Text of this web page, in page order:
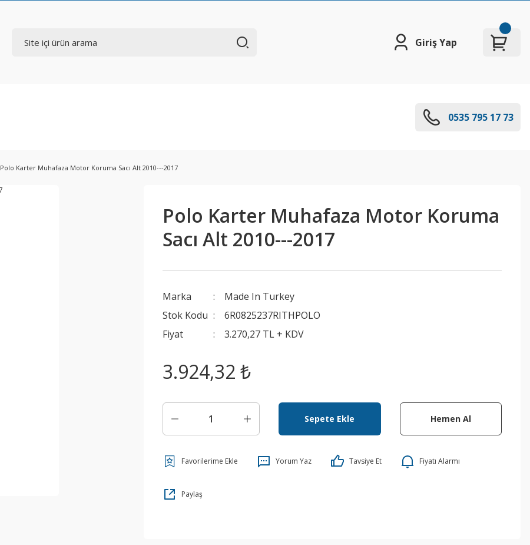
Giriş Yap
0535 795 17 73
Polo Karter Muhafaza Motor Koruma Sacı Alt 2010---2017
Polo Karter Muhafaza Motor Koruma
Sacı Alt 2010---2017
Marka
Made In Turkey
Stok Kodu
6R0825237RITHPOLO
Fiyat
3.270,27 TL + KDV
3.924,32 ₺
Sepete Ekle Hemen Al
Yorum Yaz Tavsiye Et Fiyatı Alarmı
Paylaş